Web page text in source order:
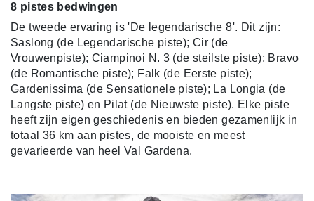
8 pistes bedwingen
De tweede ervaring is 'De legendarische 8'. Dit zijn:
Saslong (de Legendarische piste); Cir (de
Vrouwenpiste); Ciampinoi N. 3 (de steilste piste); Bravo
(de Romantische piste); Falk (de Eerste piste);
Gardenissima (de Sensationele piste); La Longia (de
Langste piste) en Pilat (de Nieuwste piste). Elke piste
heeft zijn eigen geschiedenis en bieden gezamenlijk in
totaal 36 km aan pistes, de mooiste en meest
gevarieerde van heel Val Gardena.